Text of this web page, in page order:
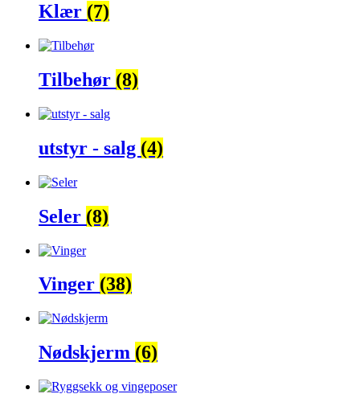
Klær (7)
Tilbehør (8)
utstyr - salg (4)
Seler (8)
Vinger (38)
Nødskjerm (6)